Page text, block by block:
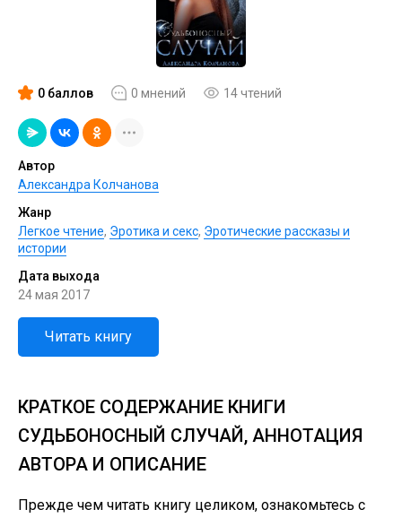
0 баллов 0 мнений 14 чтений
Автор
Александра Колчанова
Жанр
Легкое чтение, Эротика и секс, Эротические рассказы и
истории
Дата выхода
24 мая 2017
Читать книгу
КРАТКОЕ СОДЕРЖАНИЕ КНИГИ
СУДЬБОНОСНЫЙ СЛУЧАЙ, АННОТАЦИЯ
АВТОРА И ОПИСАНИЕ
Прежде чем читать книгу целиком, ознакомьтесь с